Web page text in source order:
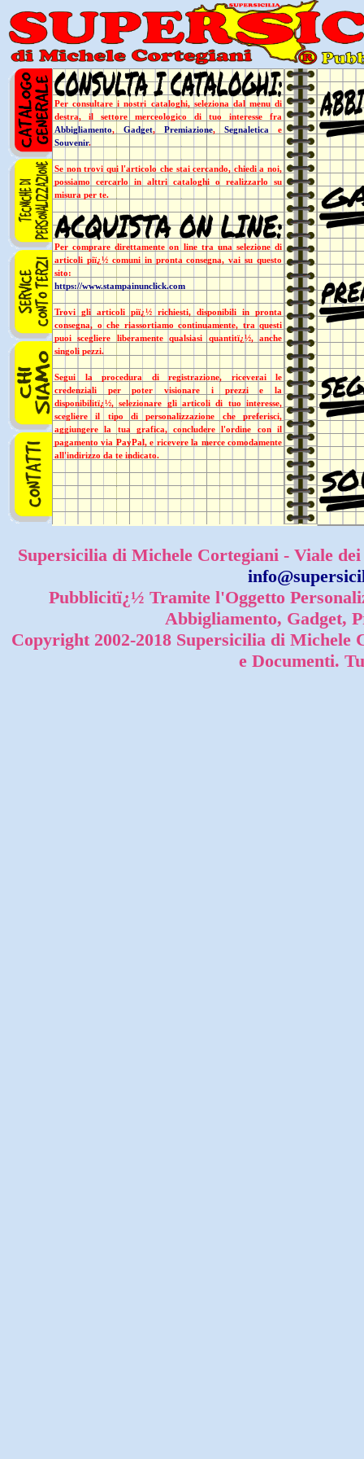
Per consultare i nostri cataloghi, seleziona dal menu di
destra, il settore merceologico di tuo interesse fra
Abbigliamento, Gadget, Premiazione, Segnaletica e
Souvenir.
Se non trovi qui l'articolo che stai cercando, chiedi a noi,
possiamo cercarlo in alttri cataloghi o realizzarlo su
misura per te.
Per comprare direttamente on line tra una selezione di
articoli piï¿½ comuni in pronta consegna, vai su questo
sito:
https://www.stampainunclick.com
Trovi gli articoli piï¿½ richiesti, disponibili in pronta
consegna, o che riassortiamo continuamente, tra questi
puoi scegliere liberamente qualsiasi quantitï¿½, anche
singoli pezzi.
Segui la procedura di registrazione, riceverai le
credenziali per poter visionare i prezzi e la
disponibilitï¿½, selezionare gli articoli di tuo interesse,
scegliere il tipo di personalizzazione che preferisci,
aggiungere la tua grafica, concludere l'ordine con il
pagamento via PayPal, e ricevere la merce comodamente
all'indirizzo da te indicato.
Supersicilia di Michele Cortegiani - Viale
Pubblicitï¿½ Tramite l'Oggetto
Abbigliamento, Gadget,
Copyright 2002-2018 Supersicilia di
e Documenti.